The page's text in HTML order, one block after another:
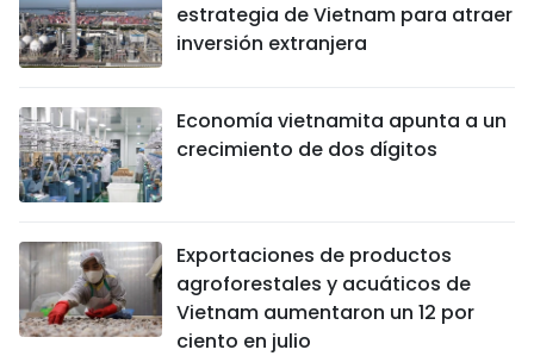
estrategia de Vietnam para atraer
inversión extranjera
Economía vietnamita apunta a un
crecimiento de dos dígitos
Exportaciones de productos
agroforestales y acuáticos de
Vietnam aumentaron un 12 por
ciento en julio